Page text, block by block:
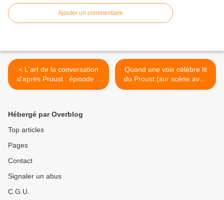
Ajouter un commentaire
< L'art de la conversation
d'après Proust : épisode 7
un extraordinaire Legrandin
Quand une voix célèbre lit
du Proust (sur scène avec
moi qui raconte mon
Hébergé par Overblog
Top articles
Pages
Contact
Signaler un abus
C.G.U.